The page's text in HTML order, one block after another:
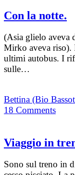
Con la notte.
(Asia glielo aveva
Mirko aveva riso).
ultimi autobus. I
sulle…
Bettina (Bio
18 Comments
Viaggio in
Sono sul treno in